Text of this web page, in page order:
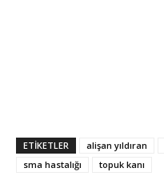
ETIKETLER alişan yıldıran
sma hastalığı
topuk kanı